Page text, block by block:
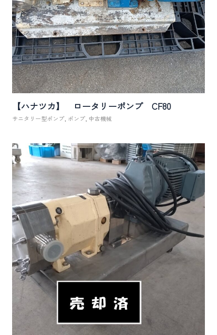
【ハナツカ】 ロータリーポンプ CF80
サニタリー型ポンプ, ポンプ, 中古機械